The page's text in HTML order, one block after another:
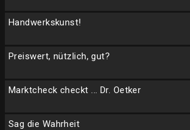
Handwerkskunst!
Preiswert, nützlich, gut?
Marktcheck checkt ... Dr. Oetker
Sag die Wahrheit